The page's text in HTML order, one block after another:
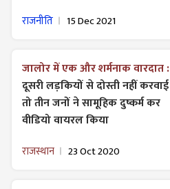
राजनीति 15 Dec 2021
जालोर में एक और शर्मनाक वारदात :
दूसरी लड़कियों से दोस्ती नहीं करवाई
तो तीन जनों ने सामूहिक दुष्कर्म कर
वीडियो वायरल किया
राजस्थान 23 Oct 2020